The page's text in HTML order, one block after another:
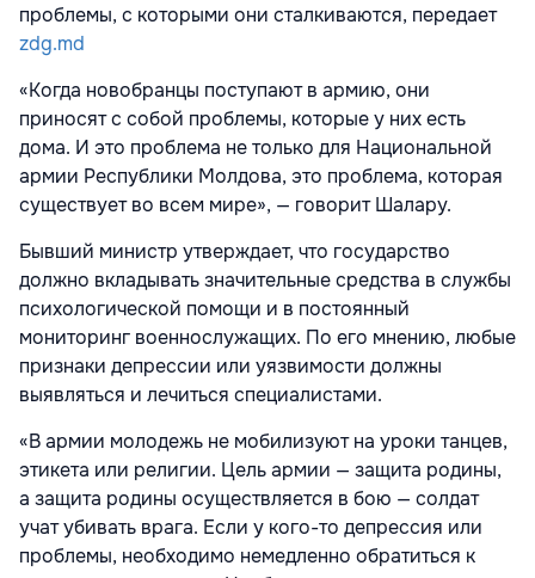
проблемы, с которыми они сталкиваются, передает
zdg.md
«Когда новобранцы поступают в армию, они
приносят с собой проблемы, которые у них есть
дома. И это проблема не только для Национальной
армии Республики Молдова, это проблема, которая
существует во всем мире», — говорит Шалару.
Бывший министр утверждает, что государство
должно вкладывать значительные средства в службы
психологической помощи и в постоянный
мониторинг военнослужащих. По его мнению, любые
признаки депрессии или уязвимости должны
выявляться и лечиться специалистами.
«В армии молодежь не мобилизуют на уроки танцев,
этикета или религии. Цель армии — защита родины,
а защита родины осуществляется в бою — солдат
учат убивать врага. Если у кого-то депрессия или
проблемы, необходимо немедленно обратиться к